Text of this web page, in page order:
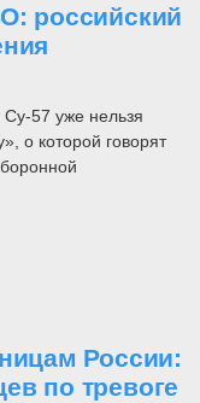
российский
Су-57 уже нельзя
о которой говорят
России:
по тревоге